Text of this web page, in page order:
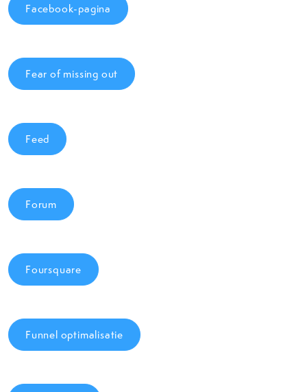
Facebook-pagina
Fear of missing out
Feed
Forum
Foursquare
Funnel optimalisatie